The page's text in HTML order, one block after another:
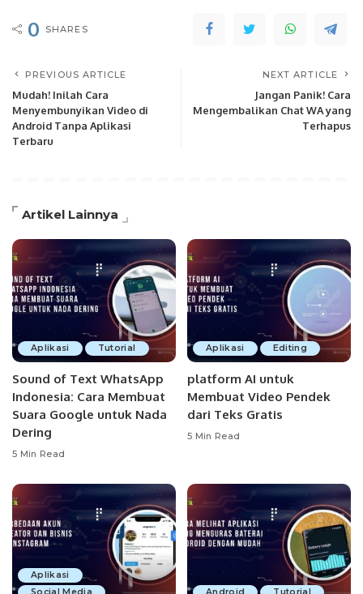
0 SHARES
PREVIOUS ARTICLE
Mudah! Inilah Cara
Menyembunyikan Video di
Android Tanpa Aplikasi
Terbaru
NEXT ARTICLE
Jangan Panik! Cara
Mengembalikan Chat WA yang
Terhapus
Artikel Lainnya
Aplikasi Tutorial
Sound of Text WhatsApp
Indonesia: Cara Membuat
Suara Google untuk Nada
Dering
5 Min Read
Aplikasi Editing
platform AI untuk
Membuat Video Pendek
dari Teks Gratis
5 Min Read
Aplikasi